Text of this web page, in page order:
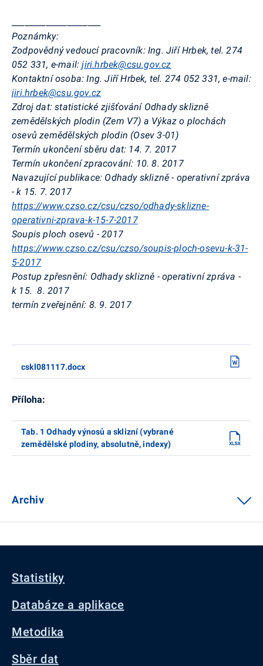
Poznámky:
Zodpovědný vedoucí pracovník: Ing. Jiří Hrbek, tel. 274
052 331, e-mail:jiri.hrbek@csu.gov.cz
Kontaktní osoba:Ing. Jiří Hrbek, tel. 274 052 331, e-mail:
jiri.hrbek@csu.gov.cz
Zdroj dat:statistické zjišťování Odhady sklizně
zemědělských plodin (Zem V7) a Výkaz o plochách
osevů zemědělských plodin (Osev 3-01)
Termín ukončení sběru dat: 14. 7. 2017
Termín ukončení zpracování: 10. 8. 2017
Navazující publikace: Odhady sklizně - operativní zpráva
- k 15. 7. 2017
https://www.czso.cz/csu/czso/odhady-sklizne-
operativni-zprava-k-15-7-2017
Soupis ploch osevů - 2017
https://www.czso.cz/csu/czso/soupis-ploch-osevu-k-31-
5-2017
Postup zpřesnění: Odhady sklizně - operativní zpráva -
k 15. 8. 2017
termín zveřejnění: 8. 9. 2017
cskl081117.docx
Příloha:
Tab. 1 Odhady výnosů a sklizní (vybrané
zemědělské plodiny, absolutně, indexy)
Archiv
Statistiky
Databáze a aplikace
Metodika
Sběr dat